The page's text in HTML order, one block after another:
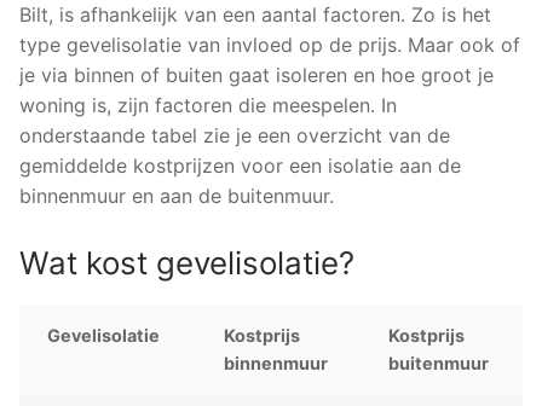
Bilt, is afhankelijk van een aantal factoren. Zo is het
type gevelisolatie van invloed op de prijs. Maar ook of
je via binnen of buiten gaat isoleren en hoe groot je
woning is, zijn factoren die meespelen. In
onderstaande tabel zie je een overzicht van de
gemiddelde kostprijzen voor een isolatie aan de
binnenmuur en aan de buitenmuur.
Wat kost gevelisolatie?
Gevelisolatie
Kostprijs
binnenmuur
Kostprijs
buitenmuur